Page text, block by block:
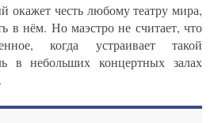
окажет честь любому театру мира,
в нём. Но маэстро не считает, что
когда устраивает такой
в небольших концертных залах